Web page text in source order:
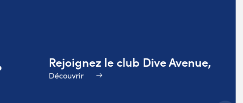
Rejoignez le club Dive Avenue,
Découvrir